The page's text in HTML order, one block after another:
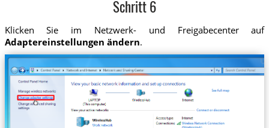
Schritt 6
Klicken Sie im Netzwerk- und Freigabecenter auf
Adaptereinstellungen ändern.